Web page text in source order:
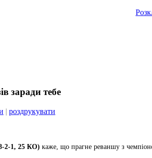
заради тебе
| роздрукувати
2-1, 25 КО) каже, що прагне реваншу з